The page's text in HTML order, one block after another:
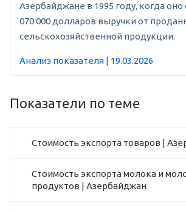
Азербайджане в 1995 году, когда оно
070 000 долларов выручки от
сельскохозяйственной продукции.
Анализ показателя | 19.03.2026
Показатели по теме
Стоимость экспорта товаров |
Стоимость экспорта молока и
продуктов | Азербайджан